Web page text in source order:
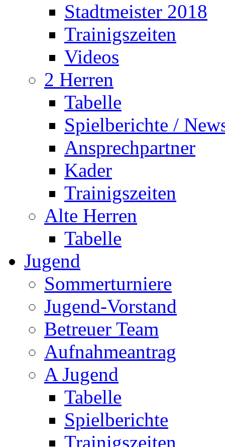
Stadtmeister 2018
Trainigszeiten
Videos
2 Herren
Tabelle
Spielberichte /
Ansprechpartner
Kader
Trainigszeiten
Alte Herren
Tabelle
Jugend
Sommerturniere
Jugend-Vorstand
Betreuer Team
Aufnahmeantrag
A Jugend
Tabelle
Spielberichte
Trainigszeiten